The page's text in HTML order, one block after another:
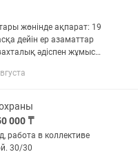
жөнінде ақпарат: 19
дейін ер азаматтар
әдіспен жұмыс
облысында.
000 ₸
работа в коллективе
30/30